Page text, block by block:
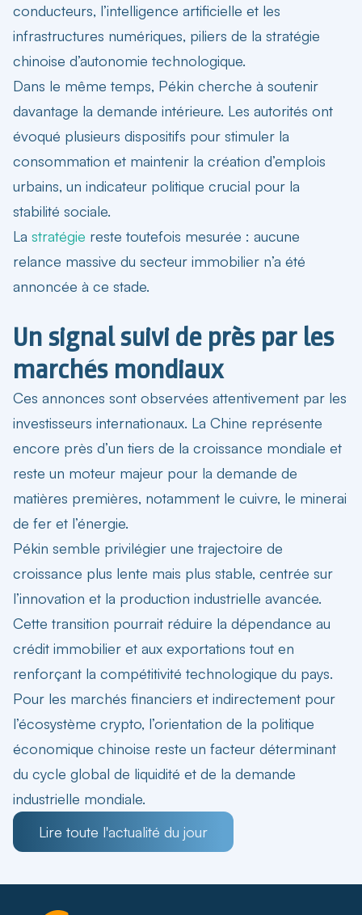
conducteurs, l’intelligence artificielle et les
infrastructures numériques, piliers de la stratégie
chinoise d’autonomie technologique.
Dans le même temps, Pékin cherche à soutenir
davantage la demande intérieure. Les autorités ont
évoqué plusieurs dispositifs pour stimuler la
consommation et maintenir la création d’emplois
urbains, un indicateur politique crucial pour la
stabilité sociale.
La stratégie reste toutefois mesurée : aucune
relance massive du secteur immobilier n’a été
annoncée à ce stade.
Un signal suivi de près par les
marchés mondiaux
Ces annonces sont observées attentivement par les
investisseurs internationaux. La Chine représente
encore près d’un tiers de la croissance mondiale et
reste un moteur majeur pour la demande de
matières premières, notamment le cuivre, le minerai
de fer et l’énergie.
Pékin semble privilégier une trajectoire de
croissance plus lente mais plus stable, centrée sur
l’innovation et la production industrielle avancée.
Cette transition pourrait réduire la dépendance au
crédit immobilier et aux exportations tout en
renforçant la compétitivité technologique du pays.
Pour les marchés financiers et indirectement pour
l’écosystème crypto, l’orientation de la politique
économique chinoise reste un facteur déterminant
du cycle global de liquidité et de la demande
industrielle mondiale.
Lire toute l'actualité du jour